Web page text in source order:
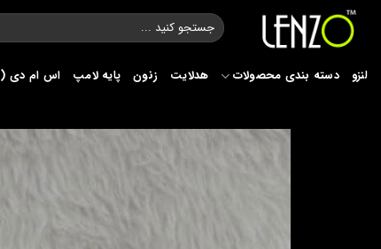
Skip
content
جستجو
برای:
لنزو دسته بندی محصولات هدلایت زنون پایه لامپ اس ام دی (SMD)